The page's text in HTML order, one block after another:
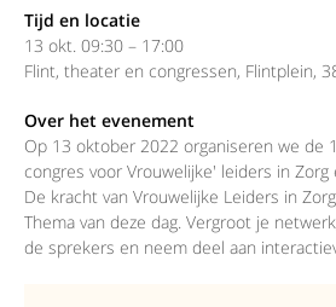
Tijd en locatie
13 okt. 09:30 – 17:00
Flint, theater en congressen, Flintplein,
Over het evenement
Op 13 oktober 2022 organiseren we de
congres voor Vrouwelijke' leiders in Zorg
De kracht van Vrouwelijke Leiders in
Thema van deze dag. Vergroot je
de sprekers en neem deel aan